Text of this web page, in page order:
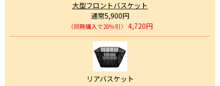
大型フロントバスケット
通常5,900円
（同時購入で20％引） 4,720円
リアバスケット